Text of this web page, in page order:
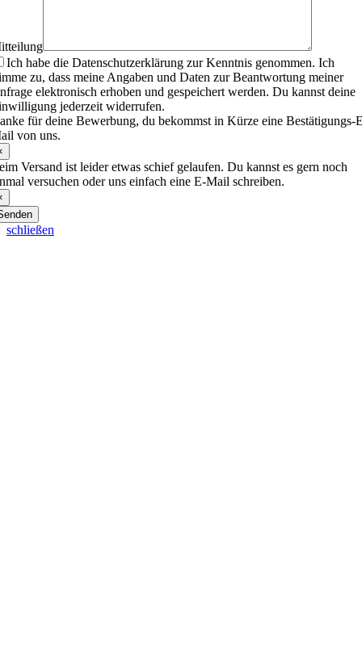
Ich habe die Datenschutzerklärung zur Kenntnis genommen. Ich
zu, dass meine Angaben und Daten zur Beantwortung meiner
elektronisch erhoben und gespeichert werden. Du kannst deine
jederzeit widerrufen.
für deine Bewerbung, du bekommst in Kürze eine Bestätigungs-
von uns.
Versand ist leider etwas schief gelaufen. Du kannst es gern noch
versuchen oder uns einfach eine E-Mail schreiben.
schließen